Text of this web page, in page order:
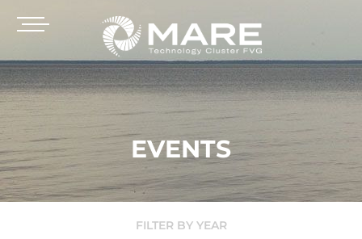
EVENTS
FILTER BY YEAR